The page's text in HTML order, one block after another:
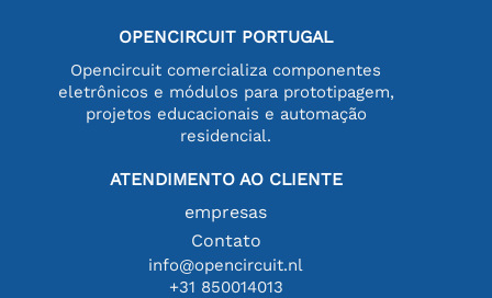
OPENCIRCUIT PORTUGAL
Opencircuit comercializa componentes
eletrônicos e módulos para prototipagem,
projetos educacionais e automação
residencial.
ATENDIMENTO AO CLIENTE
empresas
Contato
info@opencircuit.nl
+31 850014013